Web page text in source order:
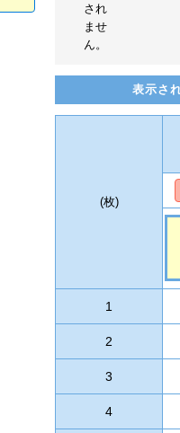
され
ませ
ん。
表示さ
(枚)
1
2
3
4